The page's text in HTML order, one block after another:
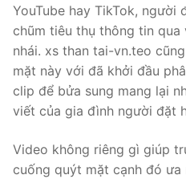
YouTube hay TikTok, người
chũm tiêu thụ thông tin qua
nhái. xs than tai-vn.teo
mặt này với đã khởi đầu
clip để bửa sung mang lại
viết của gia đình người đặt
Video không riêng gì giúp
cuống quýt mặt cạnh đó ưa